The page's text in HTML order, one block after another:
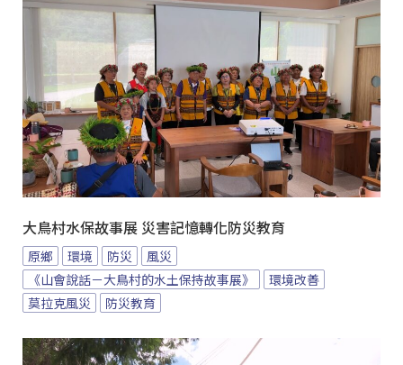
大鳥村水保故事展 災害記憶轉化防災教育
原鄉 環境 防災
風災
《山會說話－大鳥村的水土保持故事展》
環境改善
莫拉克風災
防災教育